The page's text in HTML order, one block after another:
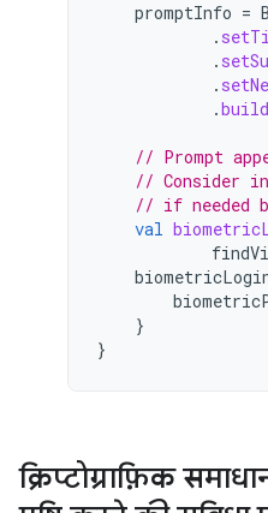
promptInfo =
.
.
.
.build
// Prompt
// Consider
// if needed
val
}
}
क्रिप्टोग्राफ़िक